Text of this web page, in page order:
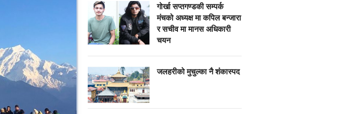
गोर्खा सप्तगण्डकी सम्पर्क
मंचको अध्यक्ष मा कपिल बन्जारा
र सचीव मा मानस अधिकारी
चयन
जलहरीको मुचुल्का नै शंंकास्पद